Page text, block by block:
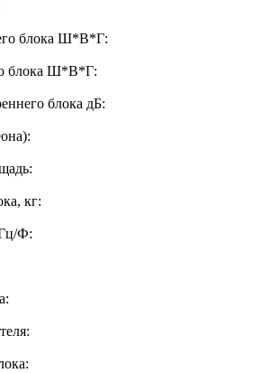
блока Ш*В*Г:
блока Ш*В*Г:
блока дБ:
кг:
Ф: